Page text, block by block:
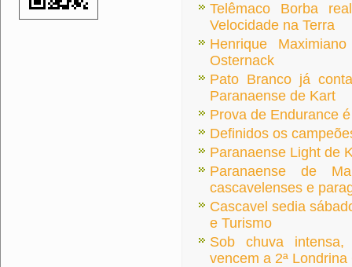
Telêmaco Borba
Velocidade na Terra
Henrique
Osternack
Pato Branco já
Paranaense de Kart
Prova de Endurance
Definidos os
Paranaense Light de
Paranaense de
cascavelenses e
Cascavel sedia
e Turismo
Sob chuva intensa,
vencem a 2ª